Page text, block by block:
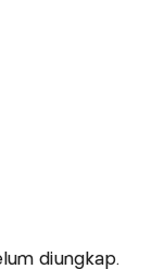
diungkap.